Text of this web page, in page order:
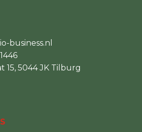
business.nl
15, 5044 JK Tilburg